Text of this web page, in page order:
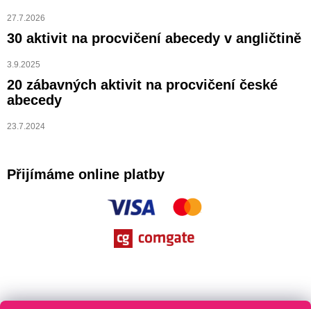
27.7.2026
30 aktivit na procvičení abecedy v angličtině
3.9.2025
20 zábavných aktivit na procvičení české
abecedy
23.7.2024
Přijímáme online platby